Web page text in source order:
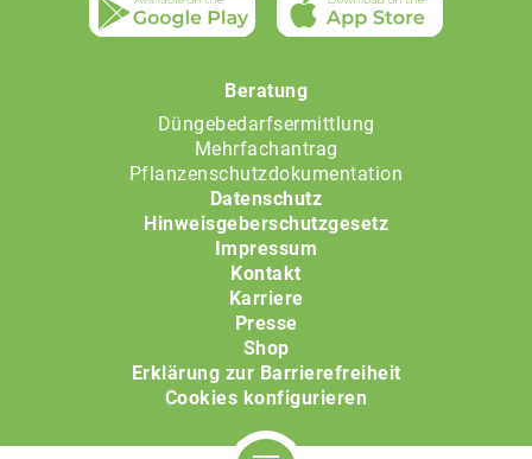
Beratung
Düngebedarfsermittlung
Mehrfachantrag
Pflanzenschutzdokumentation
Datenschutz
Hinweisgeberschutzgesetz
Impressum
Kontakt
Karriere
Presse
Shop
Erklärung zur Barrierefreiheit
Cookies konfigurieren